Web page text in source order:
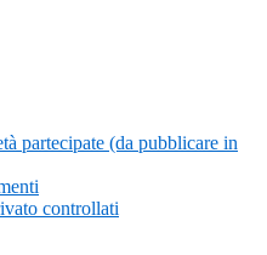
partecipate (da pubblicare in
controllati